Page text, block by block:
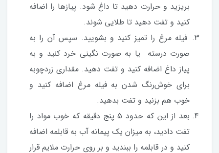
بریزید و حرارت دهید تا داغ شود. پیازها را اضافه
کنید و تفت دهید تا طلایی شوند.
فیله مرغ را تمیز کنید و بشویید. سپس آن را به
صورت درسته یا به صورت نگینی خرد کنید و به
پیاز داغ اضافه کنید و تفت دهید. مقداری زردچوبه
برای خوش‌رنگ شدن به فیله مرغ اضافه کنید و
خوب هم بزنید و تفت بدهید.
بعد از این که حدود 5 پنج دقیقه که خوب مواد را
تفت دادید، به میزان یک پیمانه آب به قابلمه اضافه
کنید و در قابلمه را ببندید و بر روی حرارت ملایم قرار